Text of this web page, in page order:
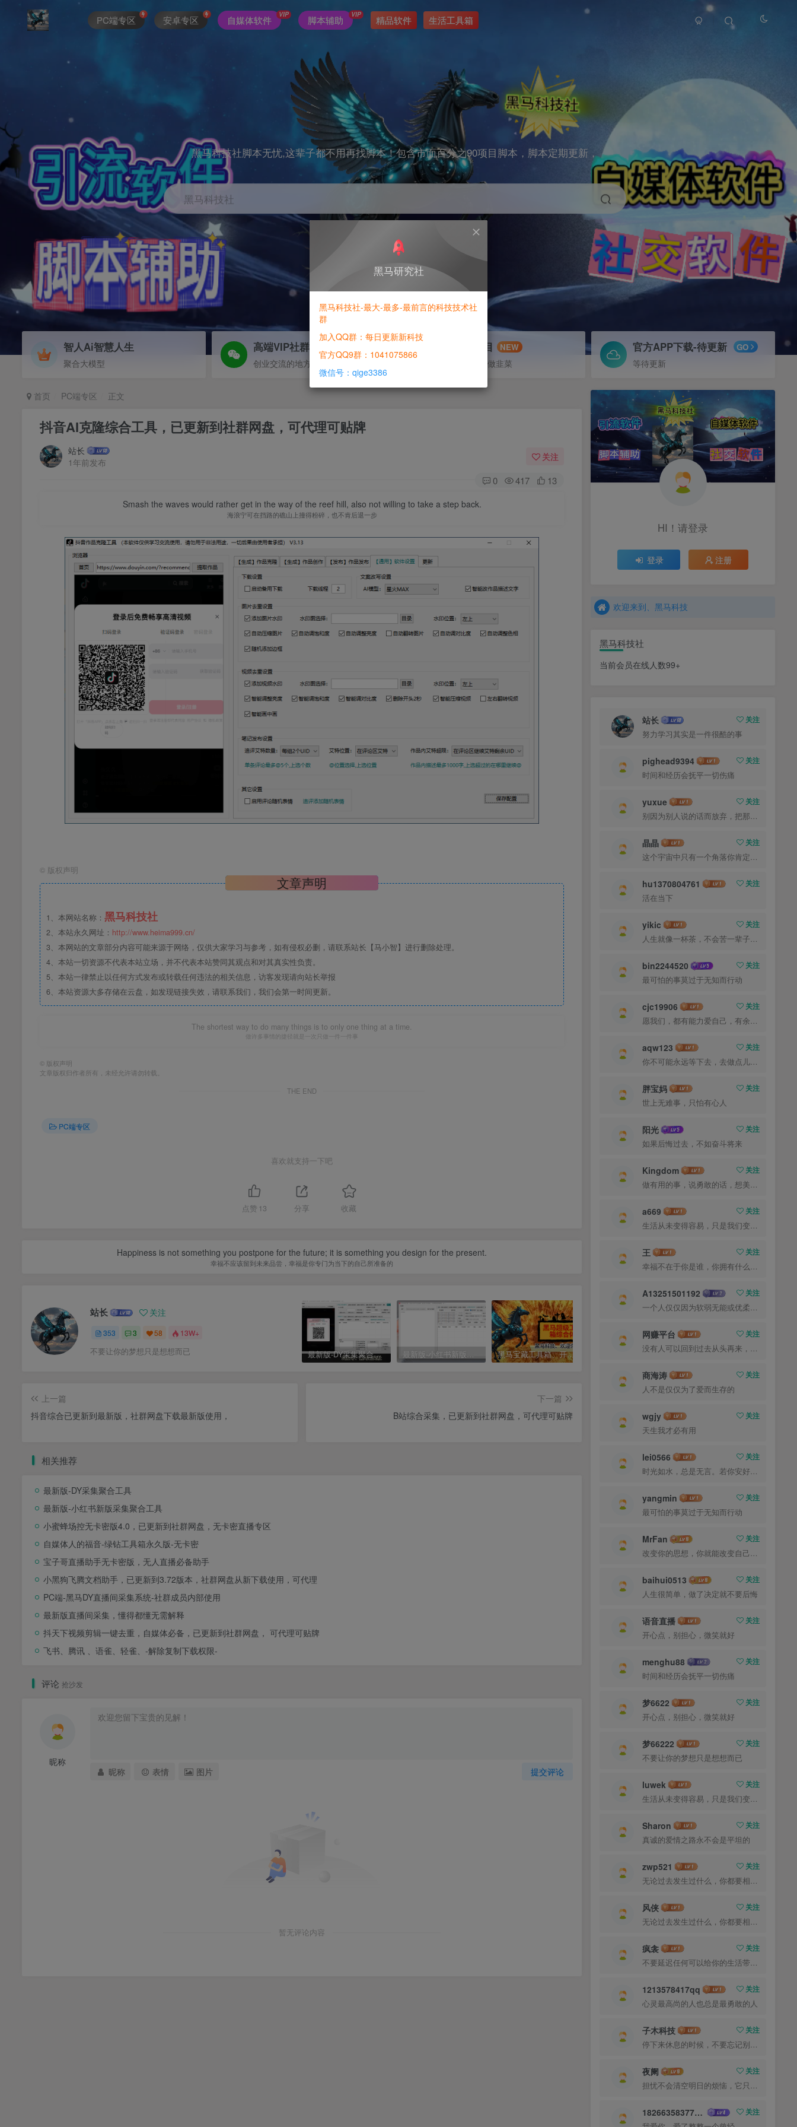
PC端专区 安卓专区 自媒体软件 VIP 脚本辅助 VIP 精品软件 生活工具箱
黑马科技社脚本无忧,这辈子都不用再找脚本！包含市面百分之90项目脚本，脚本定期更新，
黑马科技社
智人Ai智慧人生
聚合大模型
高端VIP社群
创业交流的地方
信息差项目 NEW
寻机缘-拒绝做韭菜
官方APP下载-待更新 GO
等待更新
首页 PC端专区 正文
抖音AI克隆综合工具，已更新到社群网盘，可代理可贴牌
站长
1年前发布
关注
0 417 13
Smash the waves would rather get in the way of the reef hill, also not willing to take a step back.
海浪宁可在挡路的礁山上撞得粉碎，也不肯后退一步
© 版权声明
文章声明
1、本网站名称： 黑马科技社
2、本站永久网址： http://www.heima999.cn/
3、本网站的文章部分内容可能来源于网络，仅供大家学习与参考，如有侵权必删，请联系站长【马小智】进行删除处理。
4、本站一切资源不代表本站立场，并不代表本站赞同其观点和对其真实性负责。
5、本站一律禁止以任何方式发布或转载任何违法的相关信息，访客发现请向站长举报
6、本站资源大多存储在云盘，如发现链接失效，请联系我们，我们会第一时间更新。
The shortest way to do many things is to only one thing at a time.
做许多事情的捷径就是一次只做一件一件事
© 版权声明
文章版权归作者所有，未经允许请勿转载。
THE END
PC端专区
喜欢就支持一下吧
点赞 13 分享 收藏
Happiness is not something you postpone for the future; it is something you design for the present.
幸福不应该留到未来品尝，幸福是你专门为当下的自己所准备的
站长 关注
353 3 58 13W+
不要让你的梦想只是想想而已 最新版-DY采集聚合工具 黑马宝藏工具箱、开启你的寻宝人生+3好多宝藏专区 小蜜蜂场控无卡密版4.0，已更新到社群网盘，无卡密直播专区 自媒体人的福音-绿钻工具箱永久版-无卡密
上一篇
抖音综合已更新到最新版，社群网盘下载最新版使用，
下一篇
B站综合采集，已更新到社群网盘，可代理可贴牌
相关推荐
最新版-DY采集聚合工具
最新版-小红书新版采集聚合工具
小蜜蜂场控无卡密版4.0，已更新到社群网盘，无卡密直播专区
自媒体人的福音-绿钻工具箱永久版-无卡密
宝子哥直播助手无卡密版，无人直播必备助手
小黑狗飞腾文档助手，已更新到3.72版本，社群网盘从新下载使用，可代理
PC端-黑马DY直播间采集系统-社群成员内部使用
最新版直播间采集，懂得都懂无需解释
抖天下视频剪辑一键去重，自媒体必备，已更新到社群网盘， 可代理可贴牌
飞书、腾讯 、语雀、轻雀、-解除复制下载权限-
评论 抢沙发
昵称
提交评论
昵称 表情 图片
暂无评论内容
HI！请登录
登录 注册
欢迎来到、黑马科技
欢迎来到、黑马科技
黑马科技社
当前会员在线人数99+
站长
关注
努力学习其实是一件很酷的事
pighead9394
关注
时间和经历会抚平一切伤痛
yuxue
关注
别因为别人说的话而放弃，把那些话当做加倍努力的动力
晶晶
关注
这个宇宙中只有一个角落你肯定可以改进，那就是你自己
hu1370804761
关注
活在当下
yikic
关注
人生就像一杯茶，不会苦一辈子，但总会苦一阵子
bin2244520
关注
最可怕的事莫过于无知而行动
cjc19906
关注
愿我们，都有能力爱自己，有余力爱别人
aqw123
关注
你不可能永远等下去，去做点儿什么，让一切成真
胖宝妈
关注
世上无难事，只怕有心人
阳光
关注
如果后悔过去，不如奋斗将来
Kingdom
关注
做有用的事，说勇敢的话，想美好的事，一生足矣
a669
关注
生活从未变得容易，只是我们变得更加坚强
王
关注
幸福不在于你是谁，你拥有什么，而仅仅在于你自己怎么看待
A13251501192
关注
一个人仅仅因为软弱无能或优柔寡断就完全可能招致痛苦
网赚平台
关注
没有人可以回到过去从头再来，但是每个人都可以从今天开始，创造一个全新的结局
商海涛
关注
人不是仅仅为了爱而生存的
wgjy
关注
天生我才必有用
lei0566
关注
时光如水，总是无言。若你安好，便是晴天
yangmin
关注
最可怕的事莫过于无知而行动
MrFan
关注
改变你的思想，你就能改变自己的命运
baihui0513
关注
人生很简单，做了决定就不要后悔
语音直播
关注
开心点，别担心，微笑就好
menghu88
关注
时间和经历会抚平一切伤痛
梦6622
关注
开心点，别担心，微笑就好
梦66222
关注
不要让你的梦想只是想想而已
luwek
关注
生活从未变得容易，只是我们变得更加坚强
Sharon
关注
真诚的爱情之路永不会是平坦的
zwp521
关注
无论过去发生过什么，你都要相信，最好的尚未到来
风侠
关注
无论过去发生过什么，你都要相信，最好的尚未到来
疯衾
关注
不要延迟任何可以给你的生活带来欢笑与快乐的事情
1213578417qq
关注
心灵最高尚的人也总是最勇敢的人
子木科技
关注
停下来休息的时候，不要忘记别人还在奔跑
夜阑
关注
担忧不会清空明日的烦恼，它只会丧失今日的勇气
18266358377ma
关注
黑马研究社
黑马科技社-最大-最多-最前言的科技技术社
群
加入QQ群：每日更新新科技
官方QQ9群：1041075866
微信号：qige3386